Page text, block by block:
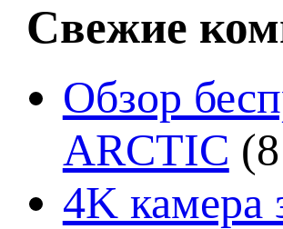
Свежие
Обзор
ARCTIC
4K